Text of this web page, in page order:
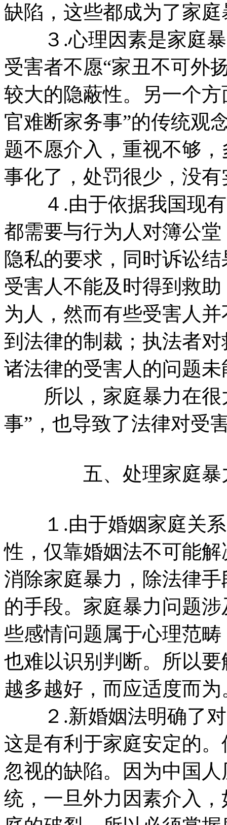
缺陷，这些都成为了家
３.心理因素是家庭暴
受害者不愿“家丑不可外
较大的隐蔽性。另一个
官难断家务事”的传统观
题不愿介入，重视不够
事化了，处罚很少，没
４.由于依据我国现有
都需要与行为人对簿公
隐私的要求，同时诉讼
受害人不能及时得到救
为人，然而有些受害人
到法律的制裁；执法者
诸法律的受害人的问题
所以，家庭暴力在很
事”，也导致了法律对受
五、处理家庭暴力
１.由于婚姻家庭关系
性，仅靠婚姻法不可能
消除家庭暴力，除法律
的手段。家庭暴力问题
些感情问题属于心理范
也难以识别判断。所以
越多越好，而应适度而为
２.新婚姻法明确了对
这是有利于家庭安定的
忽视的缺陷。因为中国
统，一旦外力因素介入